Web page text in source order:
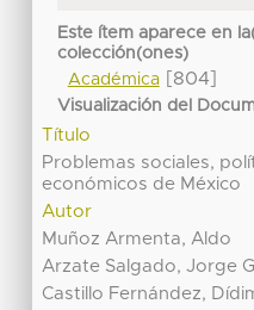
Este ítem aparece en
colección(ones)
Académica[804]
Visualización del
Título
Problemas sociales,
económicos de México
Autor
Muñoz Armenta, Aldo
Arzate Salgado, Jorge
Castillo Fernández,